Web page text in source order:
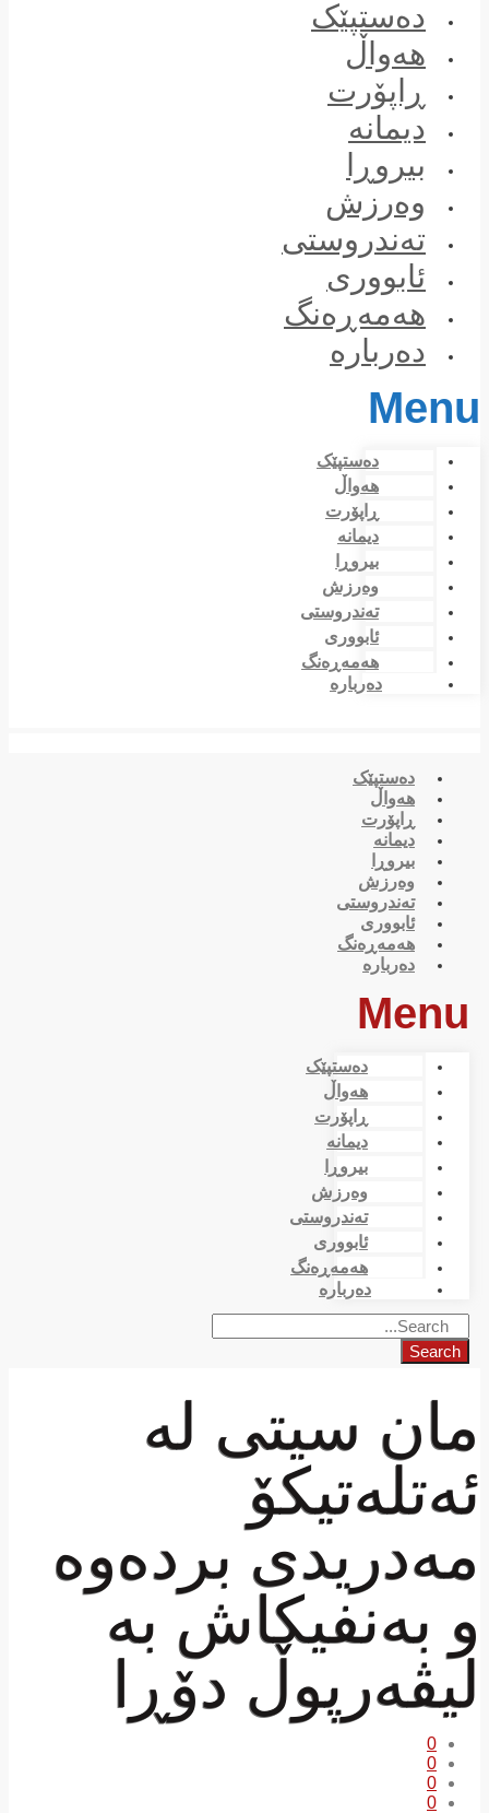
دەستپێک
هەواڵ
ڕاپۆرت
دیمانە
بیروڕا
وەرزش
تەندروستی
ئابووری
هەمەڕەنگ
دەربارە
Menu
دەستپێک
هەواڵ
ڕاپۆرت
دیمانە
بیروڕا
وەرزش
تەندروستی
ئابووری
هەمەڕەنگ
دەربارە
دەستپێک
هەواڵ
ڕاپۆرت
دیمانە
بیروڕا
وەرزش
تەندروستی
ئابووری
هەمەڕەنگ
دەربارە
Menu
دەستپێک
هەواڵ
ڕاپۆرت
دیمانە
بیروڕا
وەرزش
تەندروستی
ئابووری
هەمەڕەنگ
دەربارە
Search
مان سیتی لە
ئەتلەتیکۆ
مەدریدی بردەوە
و بەنفیکاش بە
لیڤەرپوڵ دۆڕا
0
0
0
0